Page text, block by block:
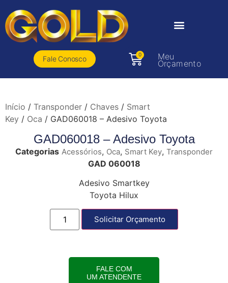
Fale Conosco
0 Meu
Orçamento
Início / Transponder / Chaves / Smart
Key / Oca / GAD060018 – Adesivo Toyota
GAD060018 – Adesivo Toyota
Categorias Acessórios, Oca, Smart Key, Transponder
GAD 060018
Adesivo Smartkey
Toyota Hilux
Solicitar Orçamento
FALE COM
UM ATENDENTE